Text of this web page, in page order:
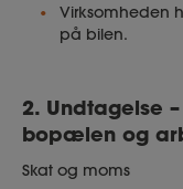
Virksomheden
på bilen.
2. Undtagelse
bopælen og
Skat og moms